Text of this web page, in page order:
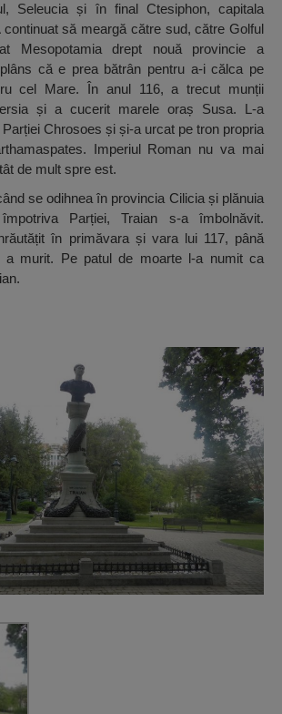
Seleucia și în final Ctesiphon, capitala
continuat să meargă către sud, către Golful
Mesopotamia drept nouă provincie a
că e prea bătrân pentru a-i călca pe
cel Mare. În anul 116, a trecut munții
și a cucerit marele oraș Susa. L-a
Chrosoes și și-a urcat pe tron propria
Imperiul Roman nu va mai
de mult spre est.
se odihnea în provincia Cilicia și plănuia
Parției, Traian s-a îmbolnăvit.
în primăvara și vara lui 117, până
a murit. Pe patul de moarte l-a numit ca